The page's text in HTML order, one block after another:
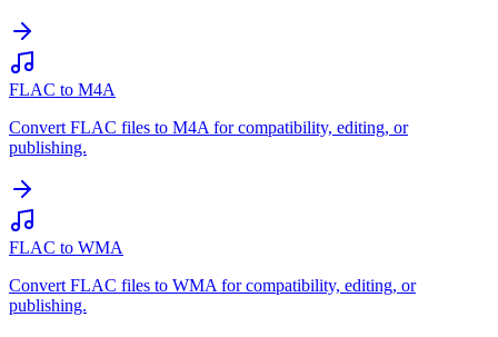
FLAC to M4A
Convert FLAC files to M4A for compatibility, editing, or
publishing.
FLAC to WMA
Convert FLAC files to WMA for compatibility, editing, or
publishing.